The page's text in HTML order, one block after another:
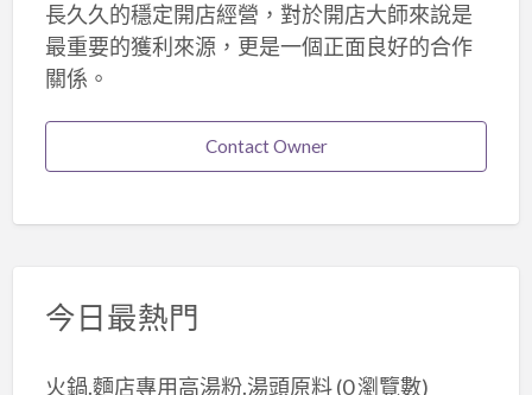
長久久的穩定開店經營，對於開店大師來說是
最重要的獲利來源，更是一個正面良好的合作
關係。
Contact Owner
今日最熱門
火鍋.麵店專用高湯粉.湯頭原料(0 瀏覽數)